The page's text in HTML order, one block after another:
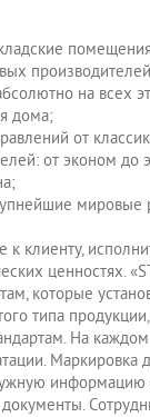
на всех
дома;
от
от эконом до
мировые
клиенту,
ценностях.
которые
типа
На